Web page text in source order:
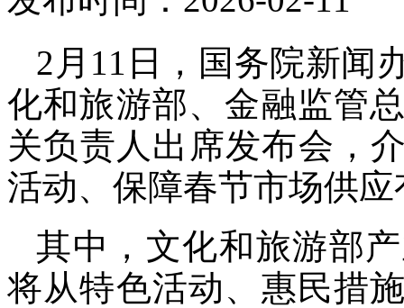
2月11日，国务院新闻
化和旅游部、金融监管
关负责人出席发布会，
活动、保障春节市场供
其中，文化和旅游部
将从特色活动、惠民措